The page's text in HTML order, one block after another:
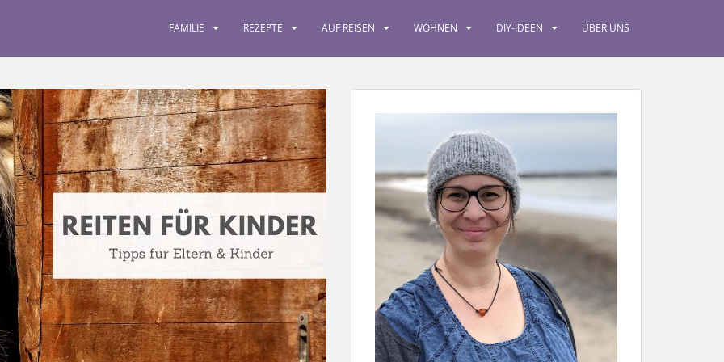
FAMILIE REZEPTE AUF REISEN WOHNEN DIY-IDEEN ÜBER UNS